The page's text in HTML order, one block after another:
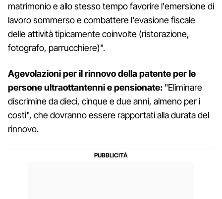
matrimonio e allo stesso tempo favorire l'emersione di
lavoro sommerso e combattere l'evasione fiscale
delle attività tipicamente coinvolte (ristorazione,
fotografo, parrucchiere)".
Agevolazioni per il rinnovo della patente per le
persone ultraottantenni e pensionate: "Eliminare
discrimine da dieci, cinque e due anni, almeno per i
costi", che dovranno essere rapportati alla durata del
rinnovo.